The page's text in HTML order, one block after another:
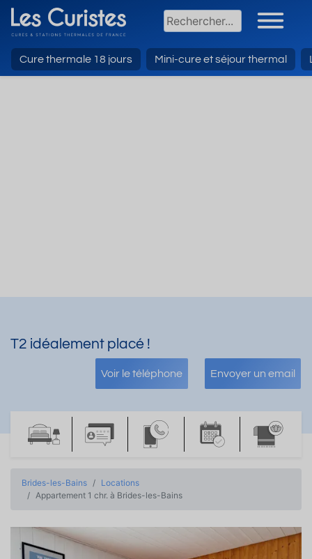
Cure thermale 18 jours Mini-cure et séjour thermal
T2 idéalement placé !
Voir le téléphone Envoyer un email
Brides-les-Bains
Locations
Appartement 1 chr. à Brides-les-Bains